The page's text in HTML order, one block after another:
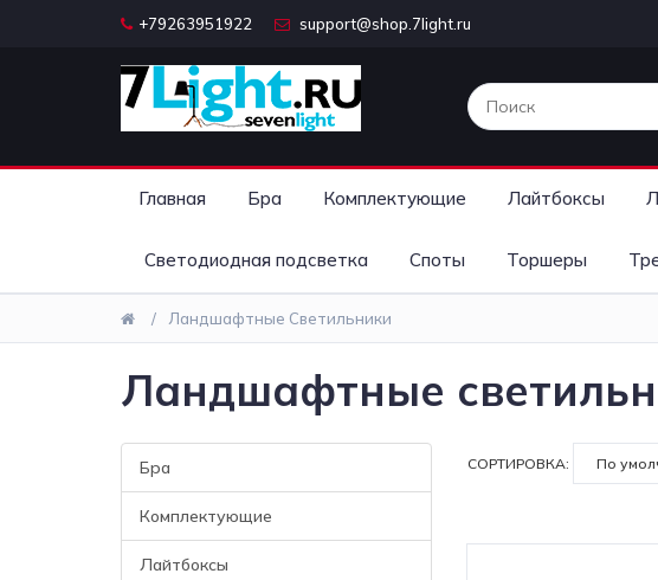
+79263951922 support@shop.7light.ru
Главная Бра Комплектующие Лайтбоксы
Светодиодная подсветка Споты Торшеры
Ландшафтные Светильники
Ландшафтные
Бра
Комплектующие
Лайтбоксы
СОРТИРОВКА: